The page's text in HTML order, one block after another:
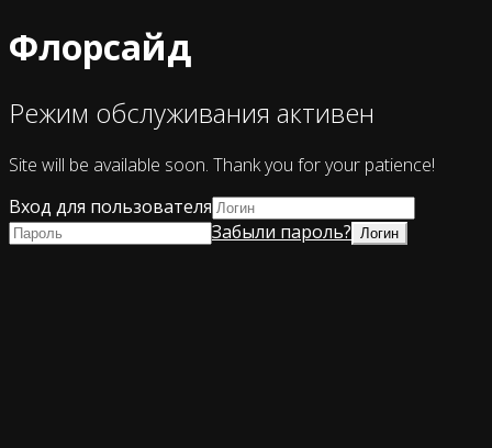
Флорсайд
Режим обслуживания активен
Site will be available soon. Thank you for your patience!
Вход для пользователя
Забыли пароль?